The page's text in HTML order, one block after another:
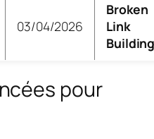
03/04/2026
Broken
Link
pour